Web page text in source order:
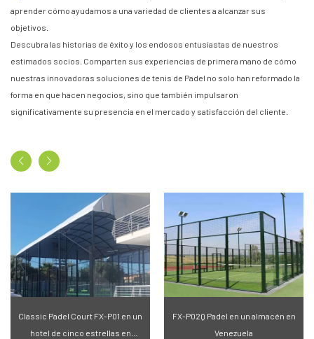
aprender cómo ayudamos a una variedad de clientes a alcanzar sus
objetivos.
Descubra las historias de éxito y los endosos entusiastas de nuestros
estimados socios. Comparten sus experiencias de primera mano de cómo
nuestras innovadoras soluciones de tenis de Padel no solo han reformado la
forma en que hacen negocios, sino que también impulsaron
significativamente su presencia en el mercado y satisfacción del cliente.
Classic Padel Court FX-P01 en un
hotel de cinco estrellas en
FX-P02Q Padel en un almacén en
Venezuela